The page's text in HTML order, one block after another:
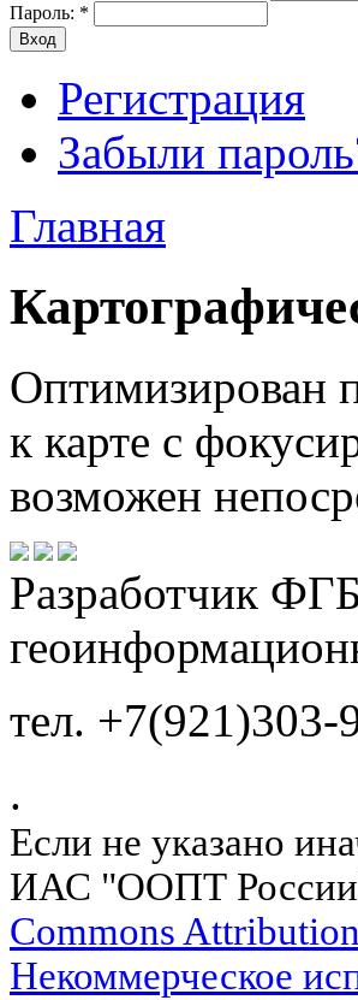
Пароль: *
Регистрация
Забыли
Главная
Оптимизирован
к карте с
возможен
Разработчик
тел. +7(921)303-
.
Если не указано
ИАС "ООПТ
Commons
Некоммерческое